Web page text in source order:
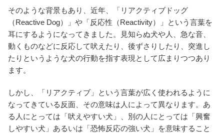
そのような背景もあり、近年、「リアクティブドッグ
（Reactive Dog）」や「反応性（Reactivity）」という言葉を
耳にするようになってきました。見知らぬ犬や人、急な音、
動くものなどに反応して吠えたり、後ずさりしたり、突進し
たりというような犬の行動を指す表現として広まりつつあり
ます。
しかし、「リアクティブ」という言葉が広く使われるように
なってきている反面、その意味は人によって異なります。あ
る人にとっては「吠えやすい犬」、別の人にとっては「興奮
しやすい犬」あるいは「恐怖反応の強い犬」を意味すること